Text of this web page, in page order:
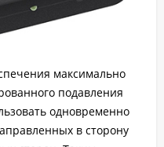
максимально
подавления
одновременно
в сторону